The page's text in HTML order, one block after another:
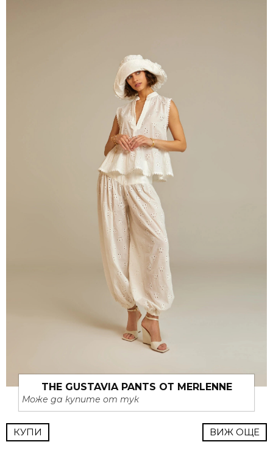
THE GUSTAVIA PANTS ОТ MERLENNE
Може да купите от тук
КУПИ ВИЖ ОЩЕ